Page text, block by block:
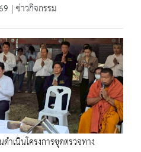
| ข่าวกิจกรรม
ำเนินโครงการขุดตรวจทาง